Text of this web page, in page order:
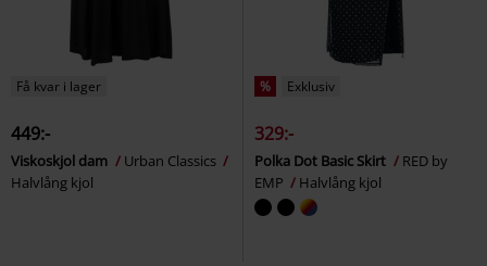
Få kvar i lager
449:-
Viskoskjol dam
Urban Classics
Halvlång kjol
% Exklusiv
329:-
Polka Dot Basic Skirt
RED by
EMP
Halvlång kjol